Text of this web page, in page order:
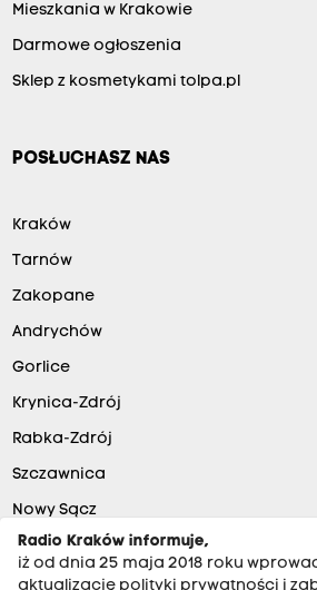
Mieszkania w Krakowie
Darmowe ogłoszenia
Sklep z kosmetykami tolpa.pl
POSŁUCHASZ NAS
Kraków
Tarnów
Zakopane
Andrychów
Gorlice
Krynica-Zdrój
Rabka-Zdrój
Szczawnica
Nowy Sącz
Radio Kraków informuje,
iż od dnia 25 maja 2018 roku
aktualizację polityki prywatności i